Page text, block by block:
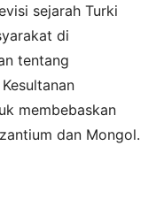
sejarah Turki
di
tentang
membebaskan
dan Mongol.